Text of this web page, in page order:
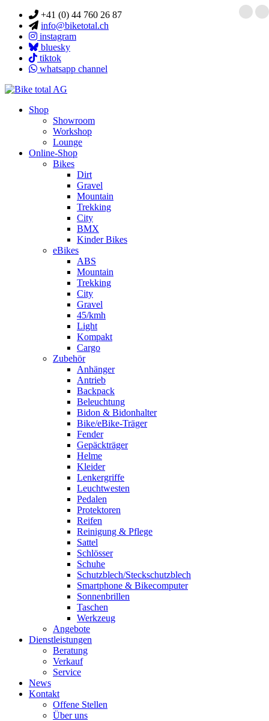
+41 (0) 44 760 26 87
info@biketotal.ch
instagram
bluesky
tiktok
whatsapp channel
Shop
Showroom
Workshop
Lounge
Online-Shop
Bikes
Dirt
Gravel
Mountain
Trekking
City
BMX
Kinder Bikes
eBikes
ABS
Mountain
Trekking
City
Gravel
45/kmh
Light
Kompakt
Cargo
Zubehör
Anhänger
Antrieb
Backpack
Beleuchtung
Bidon & Bidonhalter
Bike/eBike-Träger
Fender
Gepäckträger
Helme
Kleider
Lenkergriffe
Leuchtwesten
Pedalen
Protektoren
Reifen
Reinigung & Pflege
Sattel
Schlösser
Schuhe
Schutzblech/Steckschutzblech
Smartphone & Bikecomputer
Sonnenbrillen
Taschen
Werkzeug
Angebote
Dienstleistungen
Beratung
Verkauf
Service
News
Kontakt
Offene Stellen
Über uns